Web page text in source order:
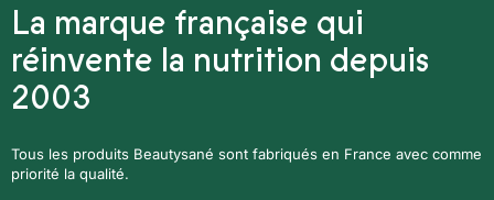
La marque française qui
réinvente la nutrition depuis
2003
Tous les produits Beautysané sont fabriqués en France avec comme
priorité la qualité.